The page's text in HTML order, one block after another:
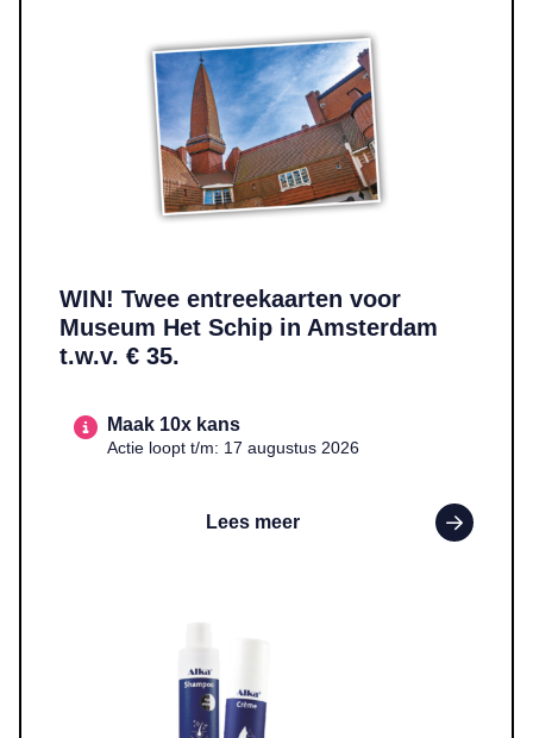
WIN! Twee entreekaarten voor
Museum Het Schip in Amsterdam
t.w.v. € 35.
Maak 10x kans
Actie loopt t/m: 17 augustus 2026
Lees meer